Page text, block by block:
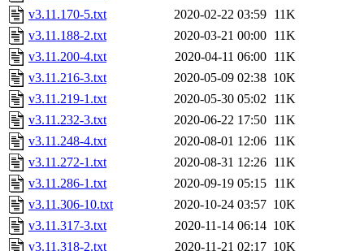
v3.11.170-5.txt
2020-02-22 03:59 11K
v3.11.188-2.txt
2020-03-21 00:00 11K
v3.11.200-4.txt
2020-04-11 06:00 11K
v3.11.216-3.txt
2020-05-09 02:38 10K
v3.11.219-1.txt
2020-05-30 05:02 11K
v3.11.232-3.txt
2020-06-22 17:50 11K
v3.11.248-4.txt
2020-08-01 12:06 11K
v3.11.272-1.txt
2020-08-31 12:26 11K
v3.11.286-1.txt
2020-09-19 05:15 11K
v3.11.306-10.txt
2020-10-24 03:57 10K
v3.11.317-3.txt
2020-11-14 06:14 10K
v3.11.318-2.txt
2020-11-21 02:17 10K